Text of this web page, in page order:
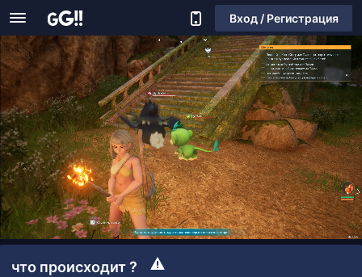
Вход / Регистрация
что происходит ?